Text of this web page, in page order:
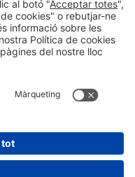
i UNSDGs.
xarxes socials